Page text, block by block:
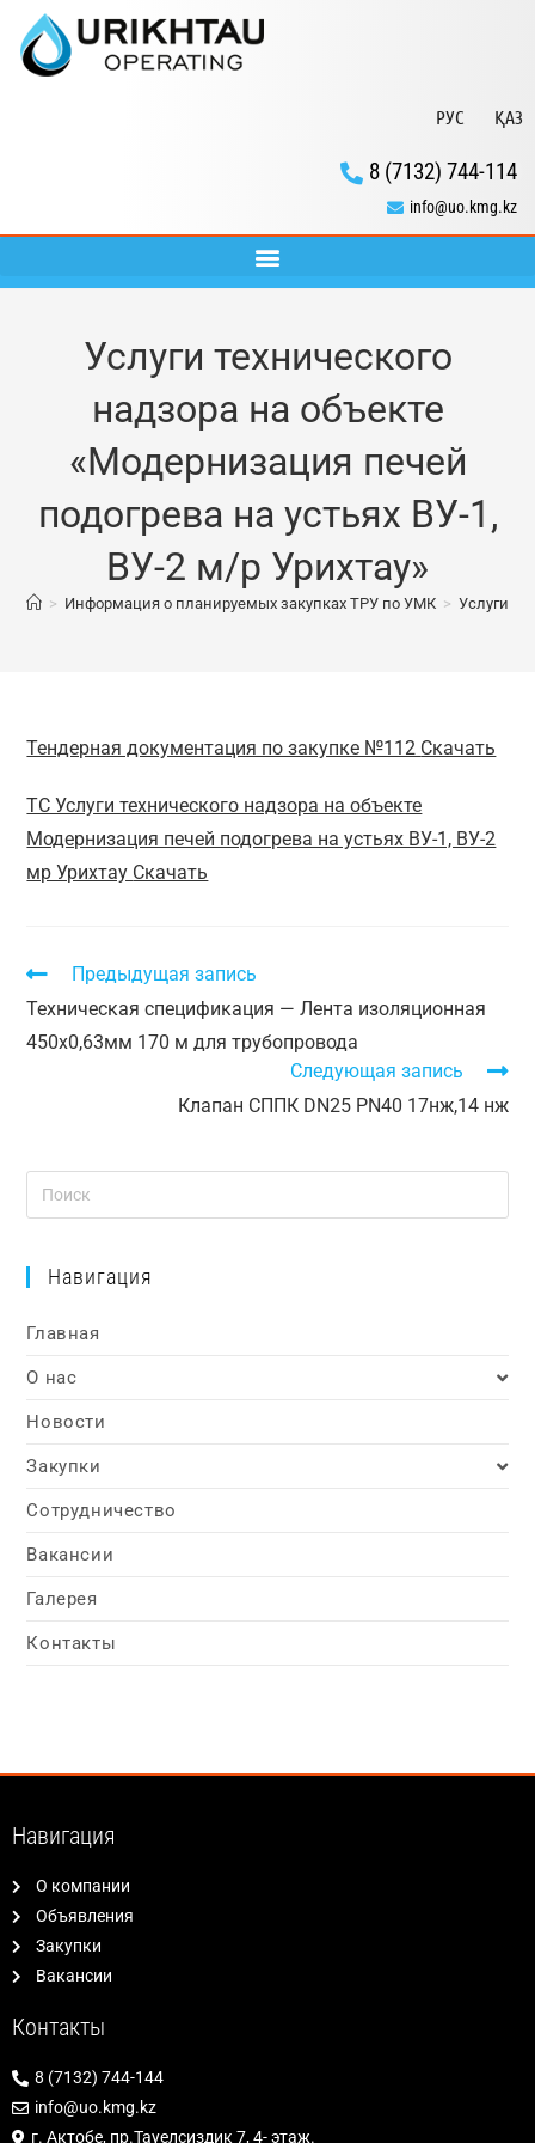
РУС ҚАЗ
8 (7132) 744-114
info@uo.kmg.kz
Услуги технического
надзора на объекте
«Модернизация печей
подогрева на устьях ВУ-1,
ВУ-2 м/р Урихтау»
> Информация о планируемых закупках ТРУ по УМК > Услуги
Тендерная документация по закупке №112 Скачать
ТС Услуги технического надзора на объекте
Модернизация печей подогрева на устьях ВУ-1, ВУ-2
мр Урихтау Скачать
Предыдущая запись
Техническая спецификация — Лента изоляционная
450х0,63мм 170 м для трубопровода
Следующая запись
Клапан СППК DN25 PN40 17нж,14 нж
Навигация
Главная
О нас
Новости
Закупки
Сотрудничество
Вакансии
Галерея
Контакты
Навигация
О компании
Объявления
Закупки
Вакансии
Контакты
8 (7132) 744-144
info@uo.kmg.kz
г. Актобе, пр.Тауелсиздик 7, 4- этаж.